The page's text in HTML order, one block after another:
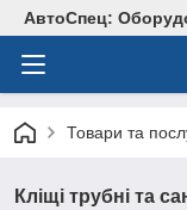
АвтоСпец:
Товари та
Кліщі трубні та